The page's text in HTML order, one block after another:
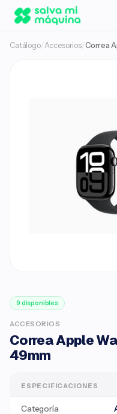
Catálogo/Accesorios/Correa
9 disponibles
ACCESORIOS
Correa Apple
49mm
ESPECIFICACIONES
Categoría